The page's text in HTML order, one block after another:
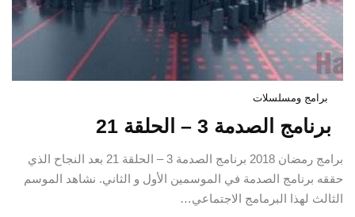
برامج ومسلسلات
برنامج الصدمة 3 – الحلقة 21
برامج رمضان 2018 برنامج الصدمة 3 – الحلقة 21 بعد النجاح الذي
حققه برنامج الصدمة في الموسمين الأول و الثاني. نشاهد الموسم
الثالث لهذا البرمامج الاجتماعي…